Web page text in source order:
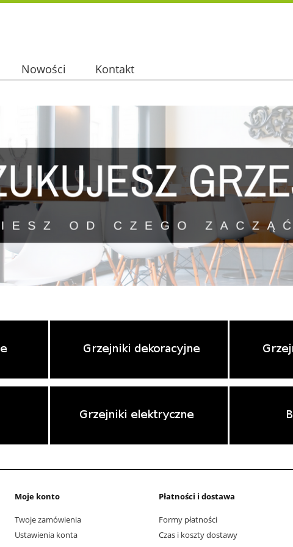
Nowości Kontakt
Moje konto
Twoje zamówienia
Ustawienia konta
Płatności i dostawa
Formy płatności
Czas i koszty dostawy